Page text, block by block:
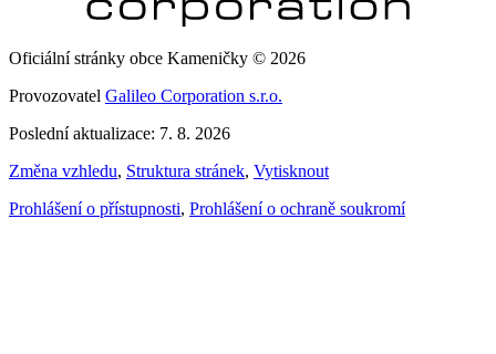
Oficiální stránky obce Kameničky © 2026
Provozovatel Galileo Corporation s.r.o.
Poslední aktualizace: 7. 8. 2026
Změna vzhledu, Struktura stránek, Vytisknout
Prohlášení o přístupnosti, Prohlášení o ochraně soukromí